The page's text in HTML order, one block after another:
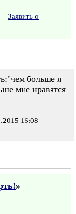
Заявить о
больше я
мне нравятся
16:08
»